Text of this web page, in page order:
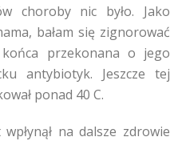
choroby nic było. Jako
bałam się zignorować
przekonana o jego
antybiotyk. Jeszcze tej
ponad 40 C.
na dalsze zdrowie